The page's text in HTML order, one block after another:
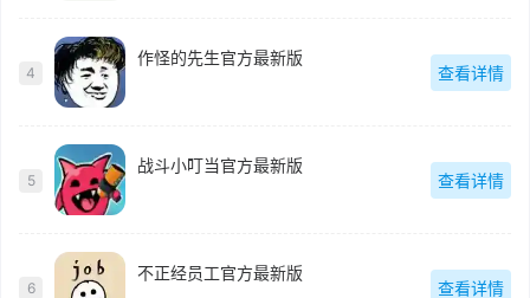
4
作怪的先生官方最新版
查看详情
5
战斗小叮当官方最新版
查看详情
6
不正经员工官方最新版
查看详情